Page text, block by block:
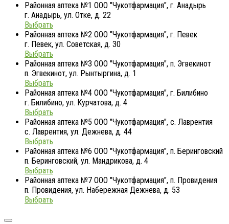
Районная аптека №1 ООО "Чукотфармация", г. Анадырь
г. Анадырь, ул. Отке, д. 22
Выбрать
Районная аптека №2 ООО "Чукотфармация", г. Певек
г. Певек, ул. Советская, д. 30
Выбрать
Районная аптека №3 ООО "Чукотфармация", п. Эгвекинот
п. Эгвекинот, ул. Рынтыргина, д. 1
Выбрать
Районная аптека №4 ООО "Чукотфармация", г. Билибино
г. Билибино, ул. Курчатова, д. 4
Выбрать
Районная аптека №5 ООО "Чукотфармация", с. Лаврентия
с. Лаврентия, ул. Дежнева, д. 44
Выбрать
Районная аптека №6 ООО "Чукотфармация", п. Беринговский
п. Беринговский, ул. Мандрикова, д. 4
Выбрать
Районная аптека №7 ООО "Чукотфармация", п. Провидения
п. Провидения, ул. Набережная Дежнева, д. 53
Выбрать